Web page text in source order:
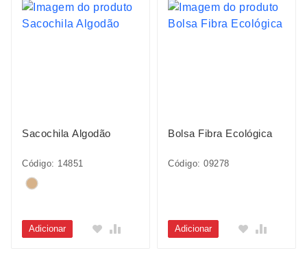
Sacochila Algodão
Código: 14851
Adicionar
Bolsa Fibra Ecológica
Código: 09278
Adicionar